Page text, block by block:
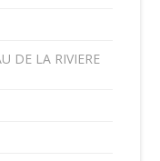
DE LA RIVIERE